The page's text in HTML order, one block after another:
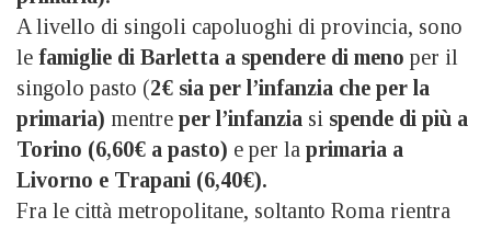
A livello di singoli capoluoghi di provincia, sono
le famiglie di Barletta a spendere di meno per il
singolo pasto (2€ sia per l’infanzia che per la
primaria) mentre per l’infanzia si spende di più a
Torino (6,60€ a pasto) e per la primaria a
Livorno e Trapani (6,40€).
Fra le città metropolitane, soltanto Roma rientra